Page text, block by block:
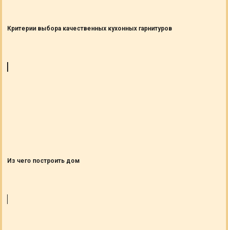
Критерии выбора качественных кухонных гарнитуров
Из чего построить дом